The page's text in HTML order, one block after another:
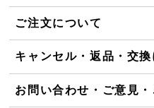
ご注文について
キャンセル・返品・交換
お問い合わせ・ご意見